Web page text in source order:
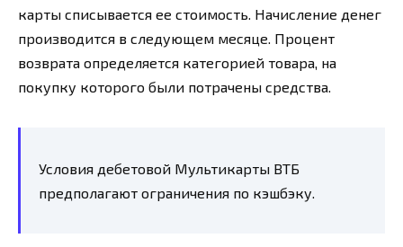
карты списывается ее стоимость. Начисление денег
производится в следующем месяце. Процент
возврата определяется категорией товара, на
покупку которого были потрачены средства.
Условия дебетовой Мультикарты ВТБ
предполагают ограничения по кэшбэку.